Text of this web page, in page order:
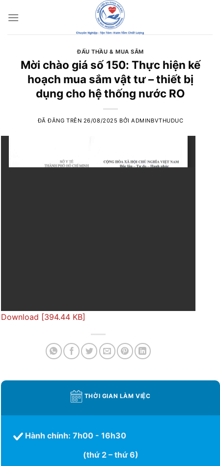
đến
ĐẤU THẦU & MUA SẮM
Mời chào giá số 150: Thực hiện kế
hoạch mua sắm vật tư – thiết bị
dụng cho hệ thống nước RO
ĐÃ ĐĂNG TRÊN 26/08/2025 BỞIADMINBVTHUDUC
Download [394.44 KB]
THỜI GIAN LÀM VIỆC
Hành chính: 7h00 - 16h30
(thứ 2 – thứ 6)